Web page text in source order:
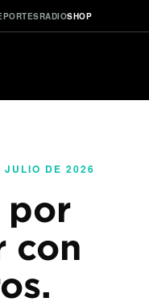
RADIOSHOP
JULIO DE 2026
por
con